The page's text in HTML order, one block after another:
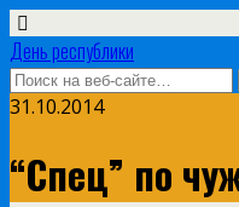
День республики
31.10.2014
“Спец” по